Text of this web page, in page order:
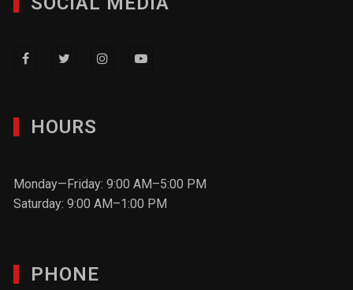
HOURS
Monday—Friday: 9:00 AM–5:00 PM
Saturday: 9:00 AM–1:00 PM
PHONE